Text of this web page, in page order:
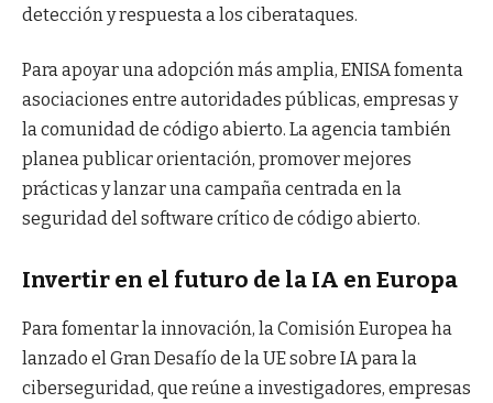
detección y respuesta a los ciberataques.
Para apoyar una adopción más amplia, ENISA fomenta
asociaciones entre autoridades públicas, empresas y
la comunidad de código abierto. La agencia también
planea publicar orientación, promover mejores
prácticas y lanzar una campaña centrada en la
seguridad del software crítico de código abierto.
Invertir en el futuro de la IA en Europa
Para fomentar la innovación, la Comisión Europea ha
lanzado el Gran Desafío de la UE sobre IA para la
ciberseguridad, que reúne a investigadores, empresas